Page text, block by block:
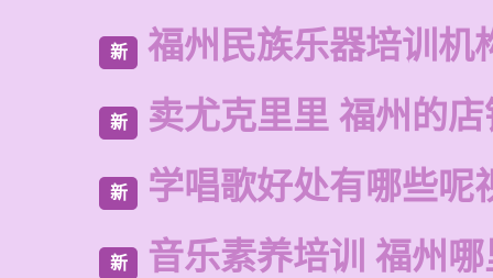
新 福州民族乐器培训机
新 卖尤克里里 福州的
新 学唱歌好处有哪些呢
新 音乐素养培训 福州